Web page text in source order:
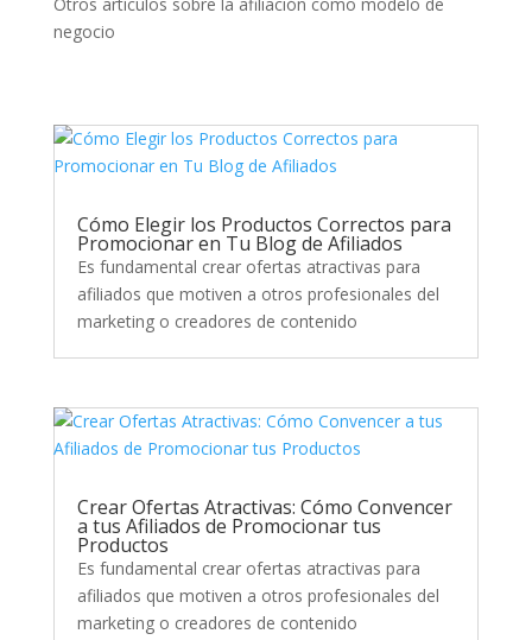
negocio
Cómo Elegir los Productos Correctos para
Promocionar en Tu Blog de Afiliados
Es fundamental crear ofertas atractivas para
afiliados que motiven a otros profesionales del
marketing o creadores de contenido
Crear Ofertas Atractivas: Cómo Convencer
a tus Afiliados de Promocionar tus
Productos
Es fundamental crear ofertas atractivas para
afiliados que motiven a otros profesionales del
marketing o creadores de contenido